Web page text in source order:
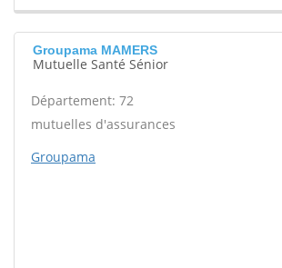
Groupama MAMERS
Mutuelle Santé Sénior
Département: 72
mutuelles d'assurances
Groupama